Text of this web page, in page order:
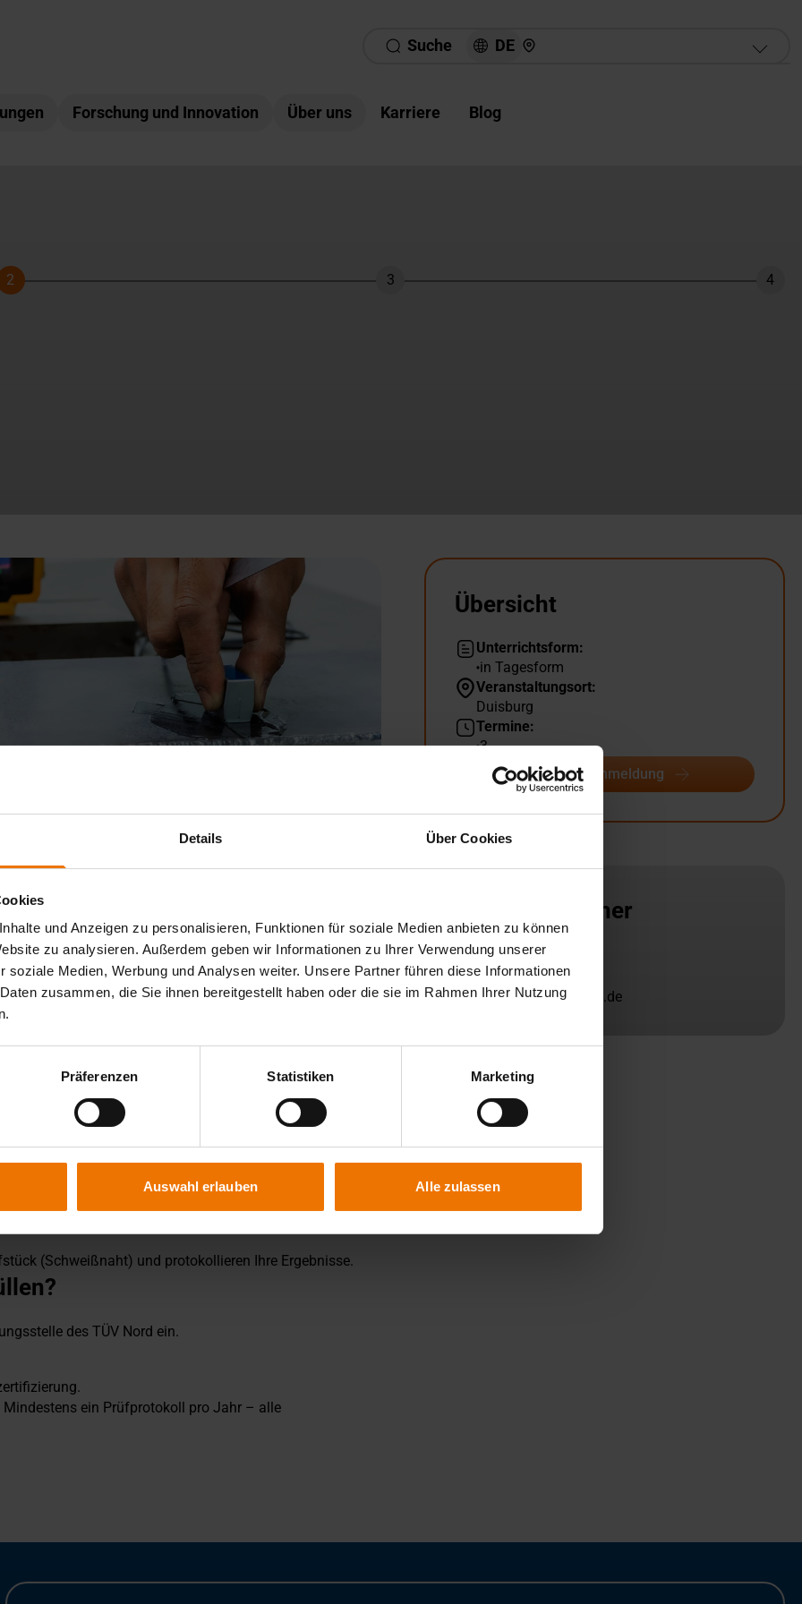
Details Über Cookies
und Anzeigen zu personalisieren, Funktionen für soziale Medien anbieten zu können
zu analysieren. Außerdem geben wir Informationen zu Ihrer Verwendung unserer
soziale Medien, Werbung und Analysen weiter. Unsere Partner führen diese Informationen
zusammen, die Sie ihnen bereitgestellt haben oder die sie im Rahmen Ihrer Nutzung
Präferenzen Statistiken Marketing
Auswahl erlauben Alle zulassen
Suche DE Hier finden Sie uns
Forschung und Innovation Über uns Karriere Blog
Schritt
2
Schritt
3 4
das Zertifikat erneuert werden. Der Antrag hierzu kann
Ihres aktuellen Zertifikates bei der Zertifizierungsstelle
mit einer Dauer von 1 (VT, PT,
wir mit Ihnen die aktuellen Normen zu den
Prüfstücke und protokollieren die Ergebnisse.
der SLV oder bei der Zertifizierungsstelle des TÜV
Erneuerung direkt über unsere Homepage anmelden.
(Schweißnaht) und protokollieren Ihre Ergebnisse.
des TÜV Nord ein.
ein Prüfprotokoll pro Jahr – alle
Übersicht
Unterrichtsform:
in Tagesform
Veranstaltungsort:
Duisburg
Termine:
3
Termine & Anmeldung
Ansprechpartner
Helmut Schmeink
+49 203 3781-155
schmeink@slv-duisburg.de